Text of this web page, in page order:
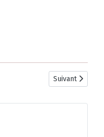
Article suivant
Suivant